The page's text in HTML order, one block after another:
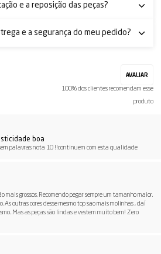
e a reposição das peças?
e a segurança do meu pedido?
100% dos clientes recomendam esse
produto
boa
palavras nota 10 !!continuem com esta qualidade
mais grossos. Recomendo pegar sempre um tamanho maior.
As outras cores desse mesmo top sao mais molinhas , daí
.Mas as peças são lindas e vestem muito bem! Zero